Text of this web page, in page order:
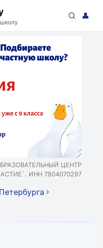
👤
ЦЕНТР
ИНН 7804070297